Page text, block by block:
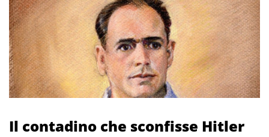
Il contadino che sconfisse Hitler